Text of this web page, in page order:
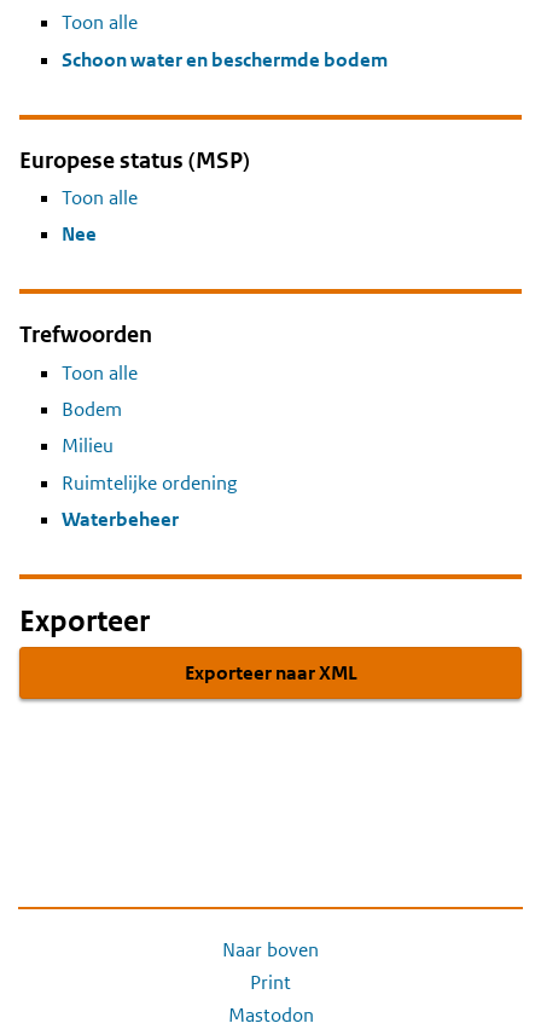
Toon alle
Schoon water en beschermde bodem
Europese status (MSP)
Toon alle
Nee
Trefwoorden
Toon alle
Bodem
Milieu
Ruimtelijke ordening
Waterbeheer
Exporteer
Exporteer naar XML
Naar boven
Print
Mastodon